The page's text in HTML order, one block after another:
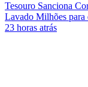
Tesouro Sanciona
Lavado Milhões para
23 horas atrás